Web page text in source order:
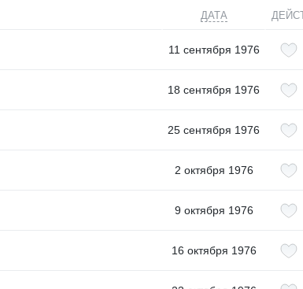
ДАТА
11 сентября 1976
18 сентября 1976
25 сентября 1976
2 октября 1976
9 октября 1976
16 октября 1976